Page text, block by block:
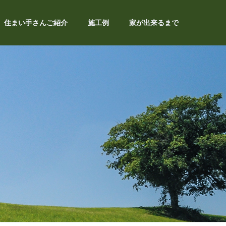
住まい手さんご紹介 施工例 家が出来るまで